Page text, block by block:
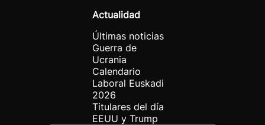
Actualidad
Últimas noticias
Guerra de
Ucrania
Calendario
Laboral Euskadi
2026
Titulares del día
EEUU y Trump